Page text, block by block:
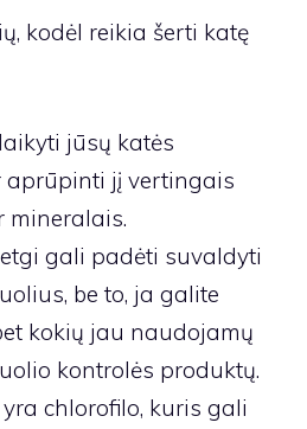
kodėl reikia šerti katę
jūsų katės
aprūpinti jį vertingais
mineralais.
gali padėti suvaldyti
be to, ja galite
kokių jau naudojamų
kontrolės produktų.
chlorofilo, kuris gali